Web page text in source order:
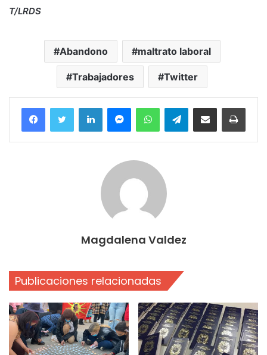
T/LRDS
Abandono maltrato laboral
Trabajadores Twitter
FacebookTwitter LinkedInMessengerWhatsAppTelegramCompartir por correo electrónico
Magdalena Valdez
Publicaciones relacionadas